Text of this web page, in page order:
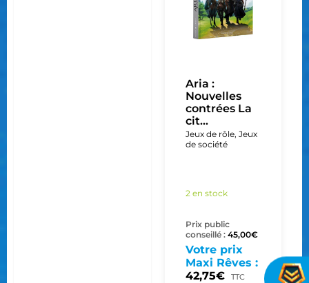
Aria :
Nouvelles
contrées La
cit...
Jeux de rôle, Jeux
de société
2 en stock
Prix public
conseillé : 45,00€
Votre prix
Maxi Rêves :
42,75€ TTC